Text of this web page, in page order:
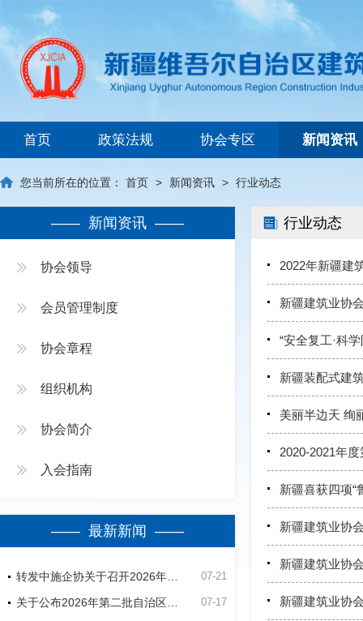
首页 政策法规 协会专区 新闻资讯
您当前所在的位置： 首页 > 新闻资讯 > 行业动态
—— 新闻资讯 ——
协会领导
会员管理制度
协会章程
组织机构
协会简介
入会指南
—— 最新新闻 ——
07-21
07-17
行业动态
2022年新疆建
新疆建筑业协
“安全复工·科
新疆装配式建
美丽半边天 绚
2020-2021年
新疆喜获四项“
新疆建筑业协
新疆建筑业协
新疆建筑业协